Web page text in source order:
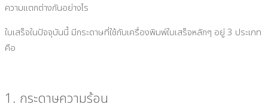
ความแตกต่างกันอย่างไร
ใบเสร็จในปัจจุบันนี้ มีกระดาษที่ใช้กับเครื่องพิมพ์ใบเสร็จหลักๆ อยู่ 3 ประเภท
คือ
1. กระดาษความร้อน